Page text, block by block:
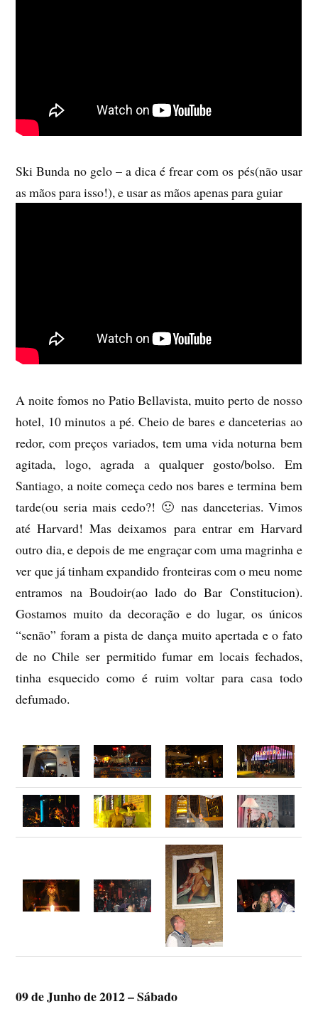
Ski Bunda no gelo – a dica é frear com os pés(não usar
as mãos para isso!), e usar as mãos apenas para guiar
A noite fomos no Patio Bellavista, muito perto de nosso
hotel, 10 minutos a pé. Cheio de bares e danceterias ao
redor, com preços variados, tem uma vida noturna bem
agitada, logo, agrada a qualquer gosto/bolso. Em
Santiago, a noite começa cedo nos bares e termina bem
tarde(ou seria mais cedo?! 🙂 nas danceterias. Vimos
até Harvard! Mas deixamos para entrar em Harvard
outro dia, e depois de me engraçar com uma magrinha e
ver que já tinham expandido fronteiras com o meu nome
entramos na Boudoir(ao lado do Bar Constitucion).
Gostamos muito da decoração e do lugar, os únicos
“senão” foram a pista de dança muito apertada e o fato
de no Chile ser permitido fumar em locais fechados,
tinha esquecido como é ruim voltar para casa todo
defumado.
09 de Junho de 2012 – Sábado